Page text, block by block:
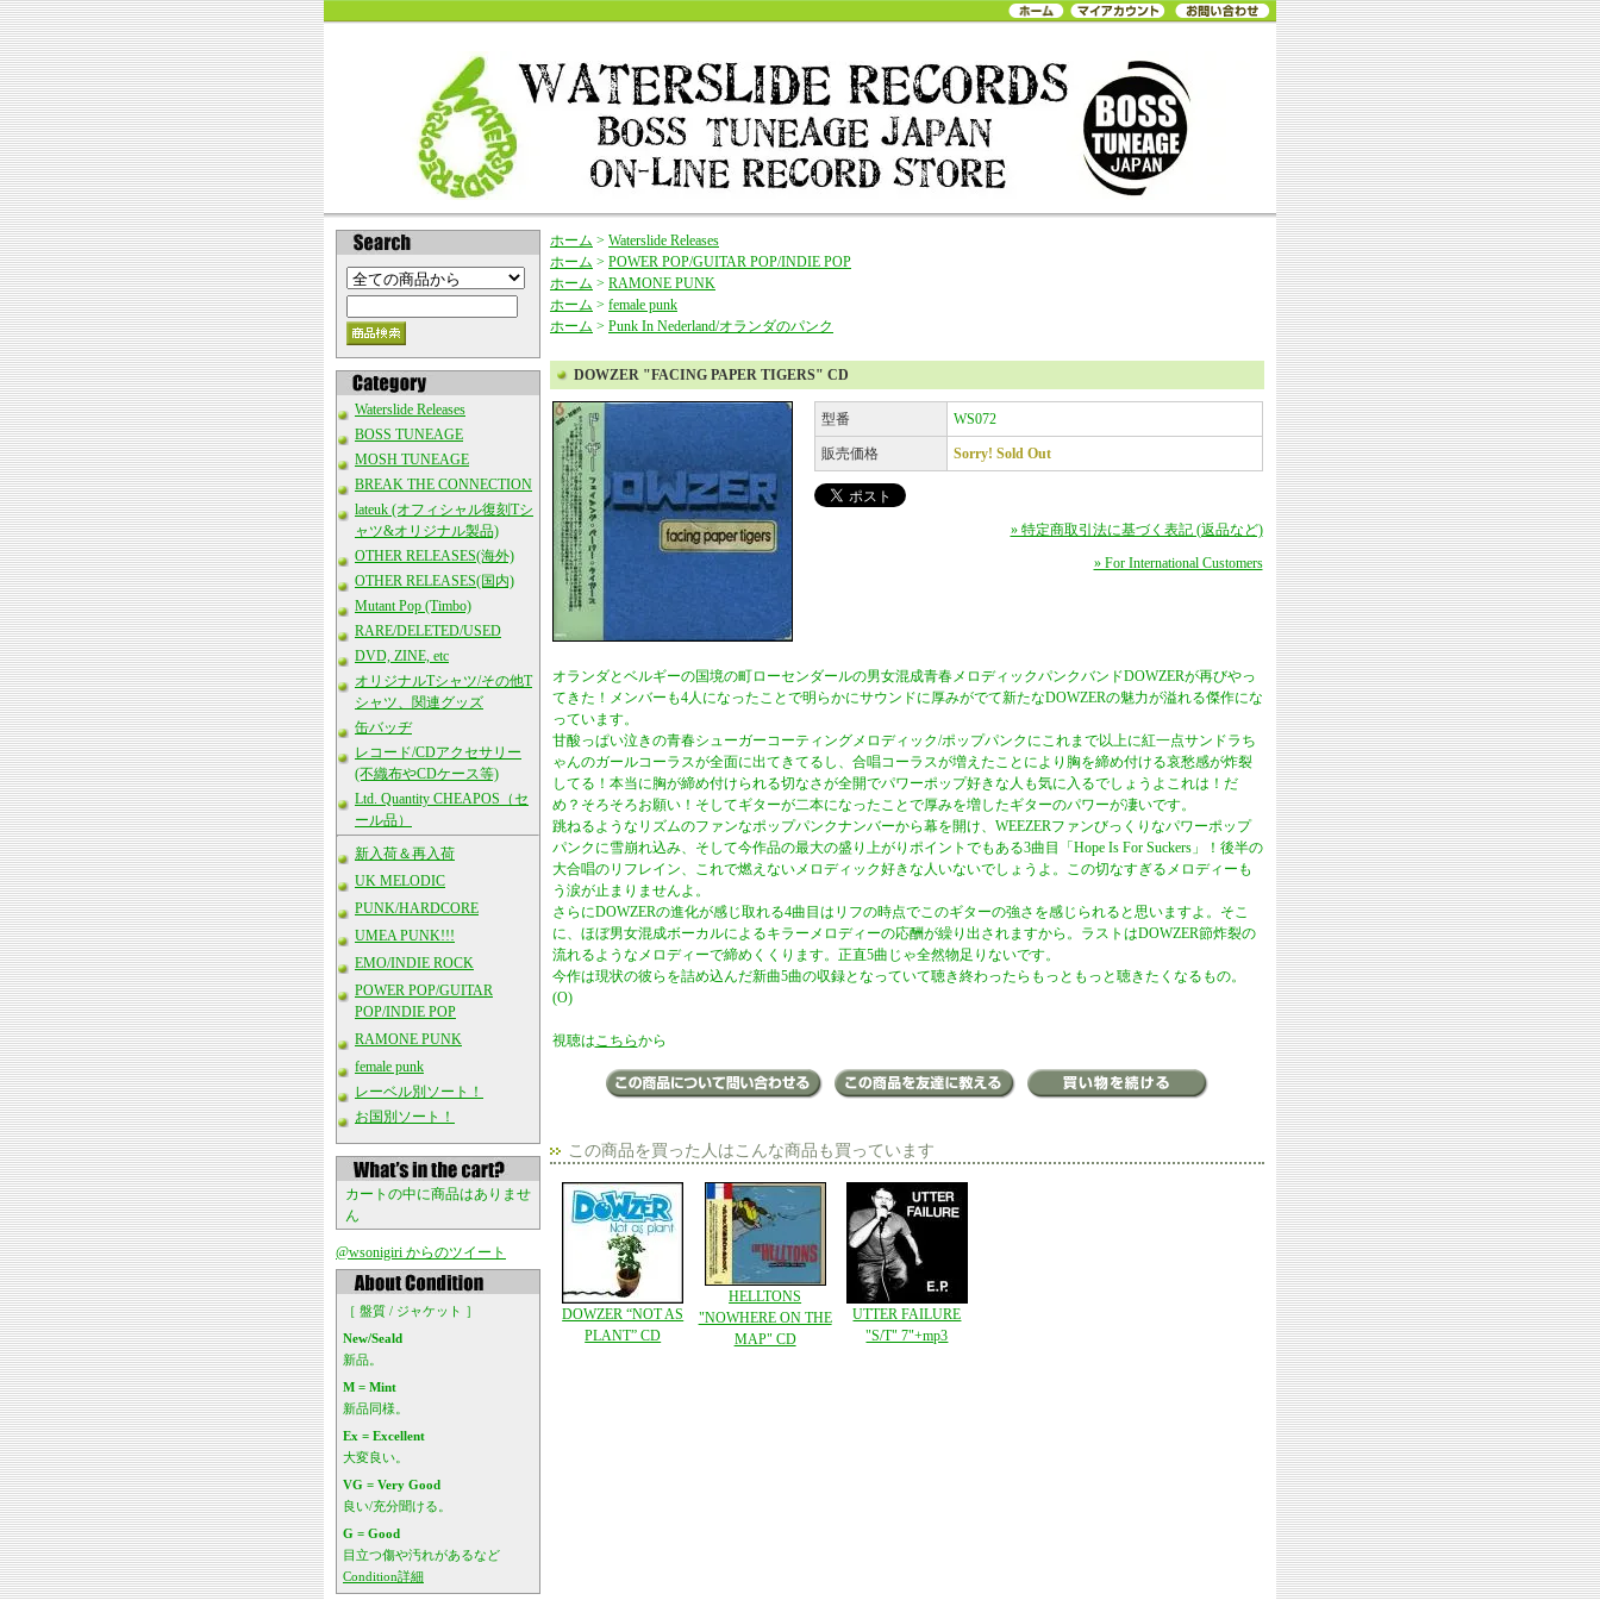
Waterslide Releases
BOSS TUNEAGE
MOSH TUNEAGE
BREAK THE CONNECTION
lateuk (オフィシャル復刻Tシ
ャツ&オリジナル製品)
OTHER RELEASES(海外)
OTHER RELEASES(国内)
Mutant Pop (Timbo)
RARE/DELETED/USED
DVD, ZINE, etc
オリジナルTシャツ/その他T
シャツ、関連グッズ
缶バッヂ
レコード/CDアクセサリー
(不織布やCDケース等)
Ltd. Quantity CHEAPOS（セ
ール品）
新入荷＆再入荷
UK MELODIC
PUNK/HARDCORE
UMEA PUNK!!!
EMO/INDIE ROCK
POWER POP/GUITAR
POP/INDIE POP
RAMONE PUNK
female punk
レーベル別ソート！
お国別ソート！
カートの中に商品はありませ
ん
@wsonigiri からのツイート
［ 盤質 / ジャケット ］
New/Seald
新品。
M = Mint
新品同様。
Ex = Excellent
大変良い。
VG = Very Good
良い/充分聞ける。
G = Good
目立つ傷や汚れがあるなど
Condition詳細
ホーム > Waterslide Releases
ホーム > POWER POP/GUITAR POP/INDIE POP
ホーム > RAMONE PUNK
ホーム > female punk
ホーム > Punk In Nederland/オランダのパンク
DOWZER "FACING PAPER TIGERS" CD
型番 WS072
販売価格 Sorry! Sold Out
» 特定商取引法に基づく表記 (返品など)
» For International Customers
オランダとベルギーの国境の町ローセンダールの男女混成青春メロディックパンクバンドDOWZERが再びやっ
てきた！メンバーも4人になったことで明らかにサウンドに厚みがでて新たなDOWZERの魅力が溢れる傑作にな
っています。
甘酸っぱい泣きの青春シューガーコーティングメロディック/ポップパンクにこれまで以上に紅一点サンドラち
ゃんのガールコーラスが全面に出てきてるし、合唱コーラスが増えたことにより胸を締め付ける哀愁感が炸裂
してる！本当に胸が締め付けられる切なさが全開でパワーポップ好きな人も気に入るでしょうよこれは！だ
め？そろそろお願い！そしてギターが二本になったことで厚みを増したギターのパワーが凄いです。
跳ねるようなリズムのファンなポップパンクナンバーから幕を開け、WEEZERファンびっくりなパワーポップ
パンクに雪崩れ込み、そして今作品の最大の盛り上がりポイントでもある3曲目「Hope Is For Suckers」！後半の
大合唱のリフレイン、これで燃えないメロディック好きな人いないでしょうよ。この切なすぎるメロディーも
う涙が止まりませんよ。
さらにDOWZERの進化が感じ取れる4曲目はリフの時点でこのギターの強さを感じられると思いますよ。そこ
に、ほぼ男女混成ボーカルによるキラーメロディーの応酬が繰り出されますから。ラストはDOWZER節炸裂の
流れるようなメロディーで締めくくります。正直5曲じゃ全然物足りないです。
今作は現状の彼らを詰め込んだ新曲5曲の収録となっていて聴き終わったらもっともっと聴きたくなるもの。
(O)
視聴はこちらから
この商品を買った人はこんな商品も買っています
DOWZER “NOT AS
PLANT” CD
HELLTONS
"NOWHERE ON THE
MAP" CD
UTTER FAILURE
"S/T" 7"+mp3